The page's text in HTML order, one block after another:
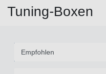
Tuning-Boxen